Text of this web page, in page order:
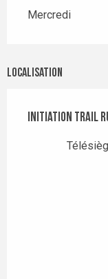
Mercredi
Localisation
Initiation Trail